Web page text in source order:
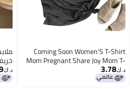
3
Coming Soon Women'S T-Shirt
Mom Pregnant Share Joy Mom T-
Shirt Women
د.ك‏3.78 د.ك‏